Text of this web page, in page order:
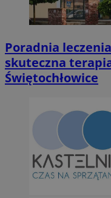
Poradnia
skuteczna
Świętochłowice